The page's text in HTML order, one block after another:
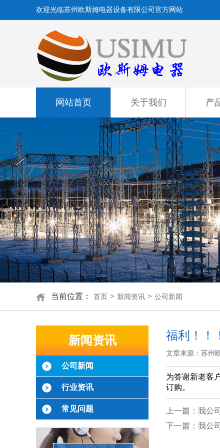
欢迎光临苏州欧斯姆电器设备有限公司官方网站
网站首页 关于我们 产
当前位置： 首页 > 新闻资讯 > 公司新闻
新闻资讯
公司新闻
行业资讯
常见问题
福利！！
文章来源：苏州
为答谢新老客
订购。
上一篇：我公
下一篇：我公